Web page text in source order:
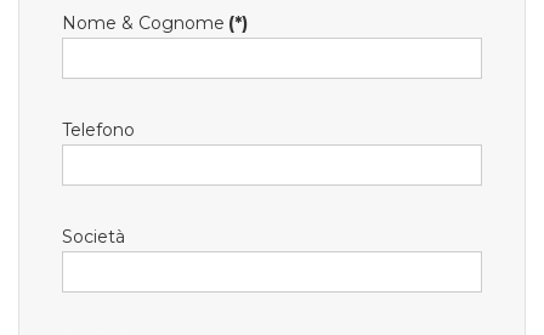
Nome & Cognome (*)
Telefono
Società